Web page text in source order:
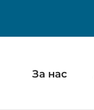
За нас